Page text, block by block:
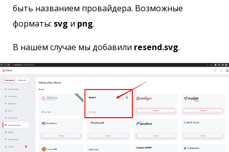
быть названием провайдера. Возможные
форматы: svg и png.
В нашем случае мы добавили resend.svg.